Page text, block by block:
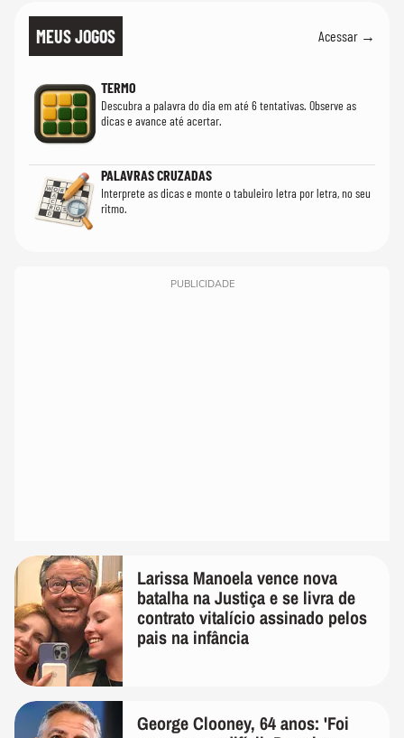
MEUS JOGOS Acessar →
TERMO
Descubra a palavra do dia em até 6 tentativas. Observe as
dicas e avance até acertar.
PALAVRAS CRUZADAS
Interprete as dicas e monte o tabuleiro letra por letra, no seu
ritmo.
PUBLICIDADE
Larissa Manoela vence nova
batalha na Justiça e se livra de
contrato vitalício assinado pelos
pais na infância
George Clooney, 64 anos: 'Foi